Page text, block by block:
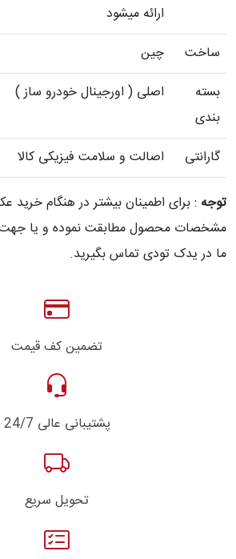
ارائه میشود
ساخت
چین
بسته
بندی
اصلی ( اورجینال خودرو ساز )
گارانتی اصالت و سلامت فیزیکی کالا
توجه : برای اطمینان بیشتر در هنگام خرید
مشخصات محصول مطابقت نموده و یا جهت
ما در یدک تودی تماس بگیرید.
تضمین کف قیمت
پشتیبانی عالی 24/7
تحویل سریع